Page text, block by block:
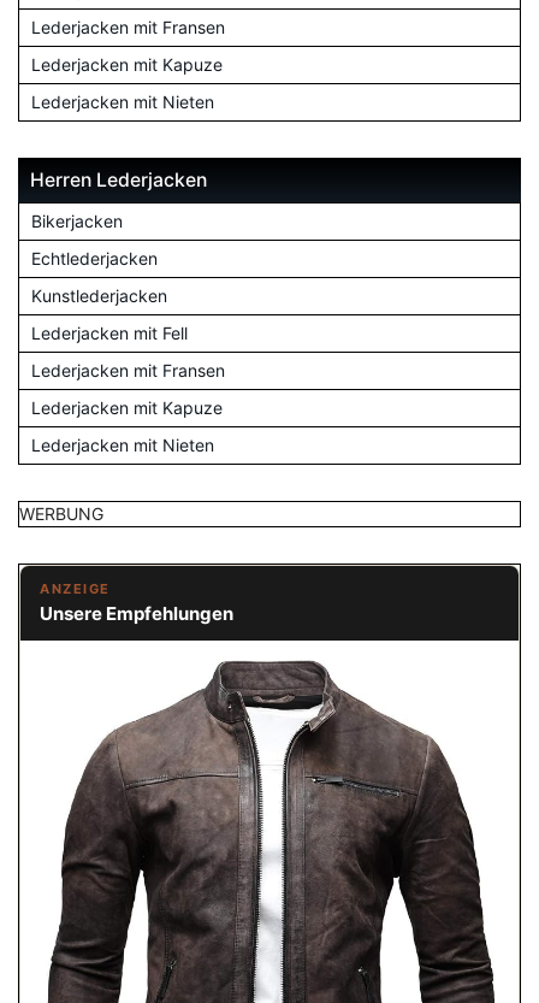
Lederjacken mit Fransen
Lederjacken mit Kapuze
Lederjacken mit Nieten
Herren Lederjacken
Bikerjacken
Echtlederjacken
Kunstlederjacken
Lederjacken mit Fell
Lederjacken mit Fransen
Lederjacken mit Kapuze
Lederjacken mit Nieten
WERBUNG
ANZEIGE
Unsere Empfehlungen